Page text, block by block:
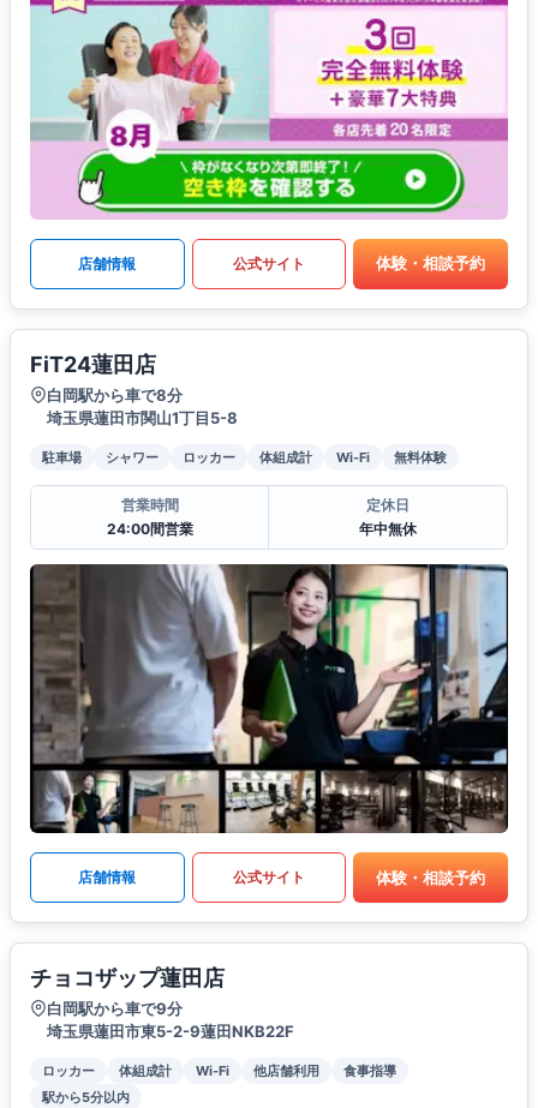
店舗情報 公式サイト 体験・相談予約
FiT24蓮田店
白岡駅から車で8分
埼玉県蓮田市関山1丁目5-8
駐車場 シャワー ロッカー 体組成計 Wi-Fi 無料体験
営業時間
24:00間営業
定休日
年中無休
店舗情報 公式サイト 体験・相談予約
チョコザップ蓮田店
白岡駅から車で9分
埼玉県蓮田市東5-2-9蓮田NKB22F
ロッカー 体組成計 Wi-Fi 他店舗利用
食事指導
駅から5分以内